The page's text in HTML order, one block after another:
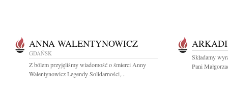
ANNA WALENTYNOWICZ
GDAŃSK
Z bólem przyjęliśmy wiadomość o śmierci Anny
Walentynowicz Legendy Solidarności,...
Składamy
Pani